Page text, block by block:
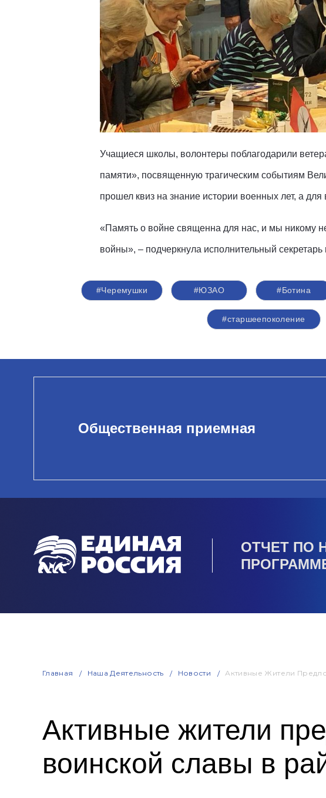
Учащиеся школы, волонтеры поблагодарили
памяти», посвященную трагическим событиям
прошел квиз на знание истории военных лет, а
«Память о войне священна для нас, и мы никому
войны», – подчеркнула исполнительный
#Черемушки #ЮЗАО #Ботина
#старшеепоколение
Общественная приемная
ОТЧЕТ ПО
ПРОГРАММЕ
Главная Наша Деятельность Новости Активные Жители
Активные жители
воинской славы в